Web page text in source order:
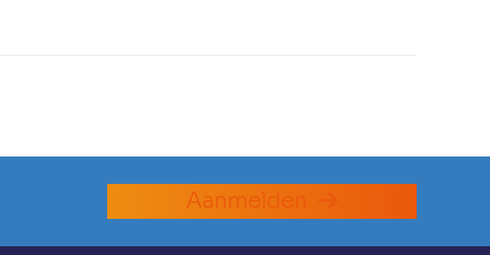
Aanmelden